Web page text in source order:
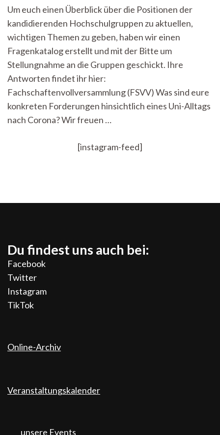
–
Was
zu
Um euch einen Überblick über die Positionen der
kandidierenden Hochschulgruppen zu aktuellen,
wichtigen Themen zu geben, haben wir einen
Fragenkatalog erstellt und mit der Bitte um
Stellungnahme an die Gruppen geschickt. Ihre
Antworten findet ihr hier:
Fachschaftenvollversammlung (FSVV) Was sind eure
konkreten Forderungen hinsichtlich eines Uni-Alltags
nach Corona? Wir freuen …
[instagram-feed]
Du findest uns auch bei:
Facebook
Twitter
Instagram
TikTok
Online-Archiv
Veranstaltungskalender
unsere Events